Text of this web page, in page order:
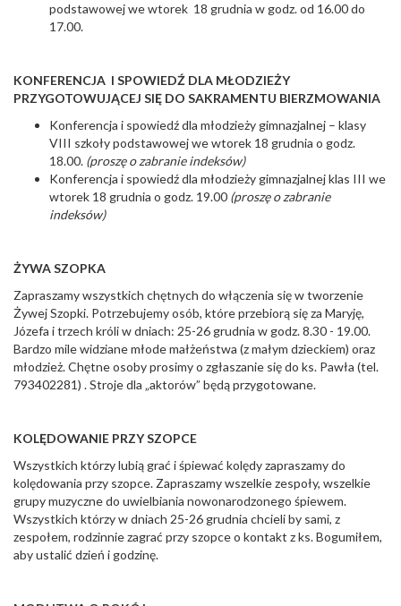
podstawowej we wtorek 18 grudnia w godz. od 16.00 do
17.00.
KONFERENCJA I SPOWIEDŹ DLA MŁODZIEŻY
PRZYGOTOWUJĄCEJ SIĘ DO SAKRAMENTU BIERZMOWANIA
Konferencja i spowiedź dla młodzieży gimnazjalnej – klasy
VIII szkoły podstawowej we wtorek 18 grudnia o godz.
18.00. (proszę o zabranie indeksów)
Konferencja i spowiedź dla młodzieży gimnazjalnej klas III we
wtorek 18 grudnia o godz. 19.00 (proszę o zabranie
indeksów)
ŻYWA SZOPKA
Zapraszamy wszystkich chętnych do włączenia się w tworzenie
Żywej Szopki. Potrzebujemy osób, które przebiorą się za Maryję,
Józefa i trzech króli w dniach: 25-26 grudnia w godz. 8.30 - 19.00.
Bardzo mile widziane młode małżeństwa (z małym dzieckiem) oraz
młodzież. Chętne osoby prosimy o zgłaszanie się do ks. Pawła (tel.
793402281) . Stroje dla „aktorów” będą przygotowane.
KOLĘDOWANIE PRZY SZOPCE
Wszystkich którzy lubią grać i śpiewać kolędy zapraszamy do
kolędowania przy szopce. Zapraszamy wszelkie zespoły, wszelkie
grupy muzyczne do uwielbiania nowonarodzonego śpiewem.
Wszystkich którzy w dniach 25-26 grudnia chcieli by sami, z
zespołem, rodzinnie zagrać przy szopce o kontakt z ks. Bogumiłem,
aby ustalić dzień i godzinę.